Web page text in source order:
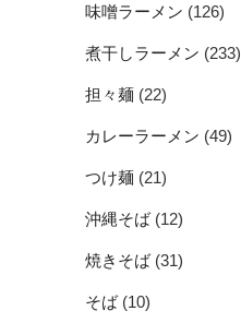
味噌ラーメン (126)
煮干しラーメン (233)
担々麺 (22)
カレーラーメン (49)
つけ麺 (21)
沖縄そば(12)
焼きそば(31)
そば(10)